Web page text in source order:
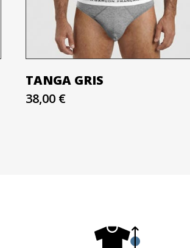
TANGA GRIS
38,00 €